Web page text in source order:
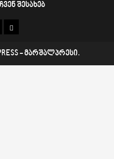
ჩვენ შესახებ
ჩვენ
- მარშალპრესი.